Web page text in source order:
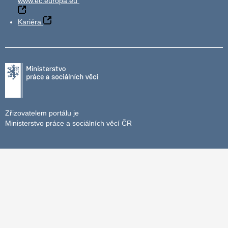
Kariéra
Zřizovatelem portálu je
Ministerstvo práce a sociálních věcí ČR